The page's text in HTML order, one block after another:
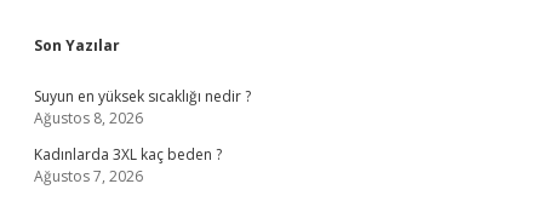
Sidebar
Son Yazılar
Suyun en yüksek sıcaklığı nedir ?
Ağustos 8, 2026
Kadınlarda 3XL kaç beden ?
Ağustos 7, 2026